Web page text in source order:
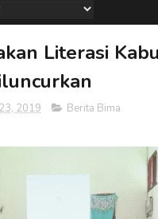
Literasi
2019 Berita Bima